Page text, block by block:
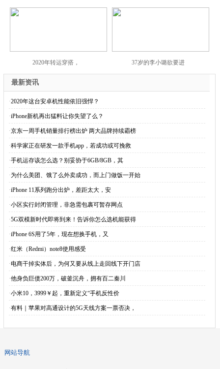
2020年转运穿搭， 37岁的李小璐欲要进
最新资讯
·2020年这台安卓机性能依旧强悍？
·iPhone新机再出猛料让你失望了么？
·京东一周手机销量排行榜出炉 两大品牌持续霸榜
·科学家正在研发一款手机app，若成功或可挽救
·手机运存该怎么选？别妥协于6GB/8GB，其
·为什么美团、饿了么外卖成功，而上门做饭一开始
·iPhone 11系列跑分出炉，差距太大，安
·小区实行封闭管理，非急需包裹可暂存网点
·5G双模新时代即将到来！告诉你怎么选机能获得
·iPhone 6S用了5年，现在想换手机，又
·红米（Redmi）note8使用感受
·电商干掉实体后，为何又要从线上走回线下开门店
·他身负巨债200万，破釜沉舟，拥有百二秦川
·小米10，3999￥起，重新定义“手机反性价
·有料｜苹果对高通设计的5G天线方案一票否决，
网站导航